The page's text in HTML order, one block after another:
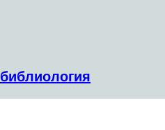
библиология